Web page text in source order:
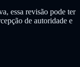
essa revisão pode ter
de autoridade e